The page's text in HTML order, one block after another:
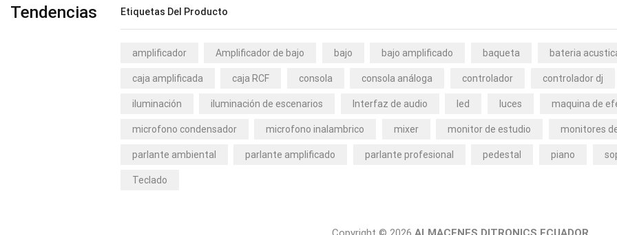
Tendencias Etiquetas Del Producto
amplificador Amplificador de bajo bajo bajo amplificado baqueta bateria
caja amplificada caja RCF consola consola análoga controlador controlador dj
iluminación iluminación de escenarios Interfaz de audio led luces maquina de
microfono condensador microfono inalambrico mixer monitor de estudio monitores
parlante ambiental parlante amplificado parlante profesional pedestal piano
Teclado